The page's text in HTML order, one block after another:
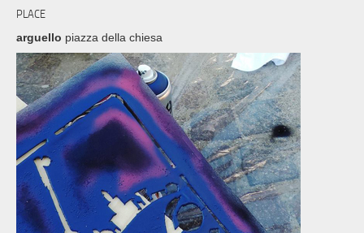
PLACE
arguello piazza della chiesa